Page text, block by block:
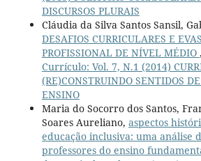
DISCURSOS PLURAIS
Cláudia da Silva Santos Sansil,
DESAFIOS CURRICULARES E
PROFISSIONAL DE NÍVEL MÉDIO ,
Currículo: Vol. 7, N.1 (2014)
(RE)CONSTRUINDO SENTIDOS
ENSINO
Maria do Socorro dos Santos,
Soares Aureliano, aspectos
educação inclusiva: uma análise
professores do ensino